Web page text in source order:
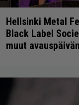
Hellsinki Metal
Black Label
muut